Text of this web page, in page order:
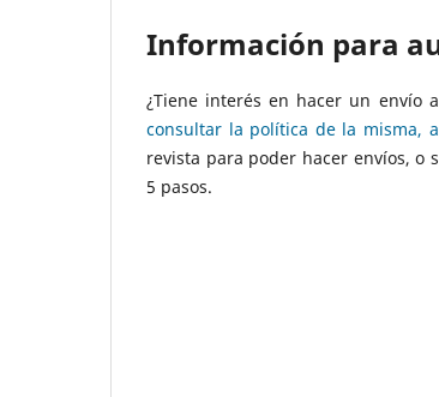
Información para
¿Tiene interés en hacer un envío
consultar la política de la misma,
revista para poder hacer envíos, o
5 pasos.